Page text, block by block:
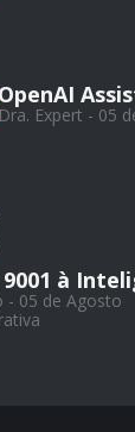
OpenAI
Dra. Expert - 05
9001 à
- 05 de Agosto